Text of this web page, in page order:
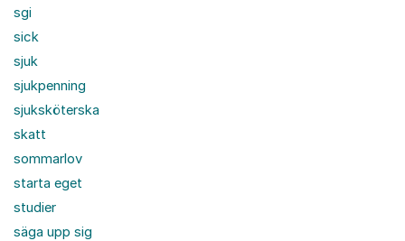
sgi
sick
sjuk
sjukpenning
sjuksköterska
skatt
sommarlov
starta eget
studier
säga upp sig